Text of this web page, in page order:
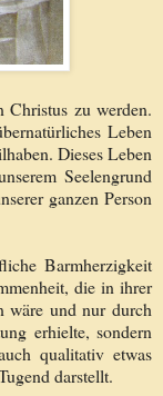
Christus zu werden.
Leben
Dieses Leben
Seelengrund
ganzen Person
Barmherzigkeit
die in ihrer
wäre und nur durch
erhielte, sondern
qualitativ etwas
darstellt.